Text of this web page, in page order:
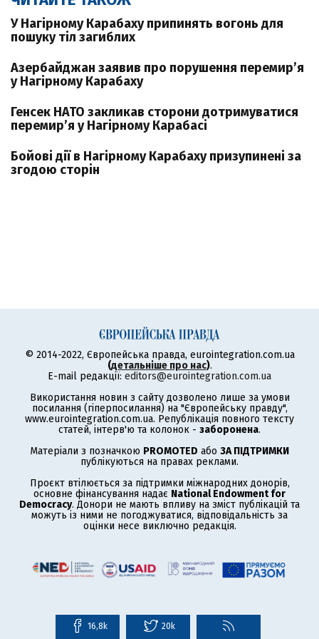
У Нагірному Карабаху припинять вогонь для
пошуку тіл загиблих
Азербайджан заявив про порушення перемирʼя
у Нагірному Карабаху
Генсек НАТО закликав сторони дотримуватися
перемир’я у Нагірному Карабасі
Бойові дії в Нагірному Карабаху призупинені за
згодою сторін
© 2014-2022, Європейська правда, eurointegration.com.ua
(детальніше про нас).
E-mail редакції: editors@eurointegration.com.ua
Використання новин з сайту дозволено лише за умови
посилання (гіперпосилання) на "Європейську правду",
www.eurointegration.com.ua. Републікація повного тексту
статей, інтерв'ю та колонок - заборонена.
Матеріали з позначкою PROMOTED або ЗА ПІДТРИМКИ
публікуються на правах реклами.
Проєкт втілюється за підтримки міжнародних донорів,
основне фінансування надає National Endowment for
Democracy. Донори не мають впливу на зміст публікацій та
можуть із ними не погоджуватися, відповідальність за
оцінки несе виключно редакція.
16,8k 20k